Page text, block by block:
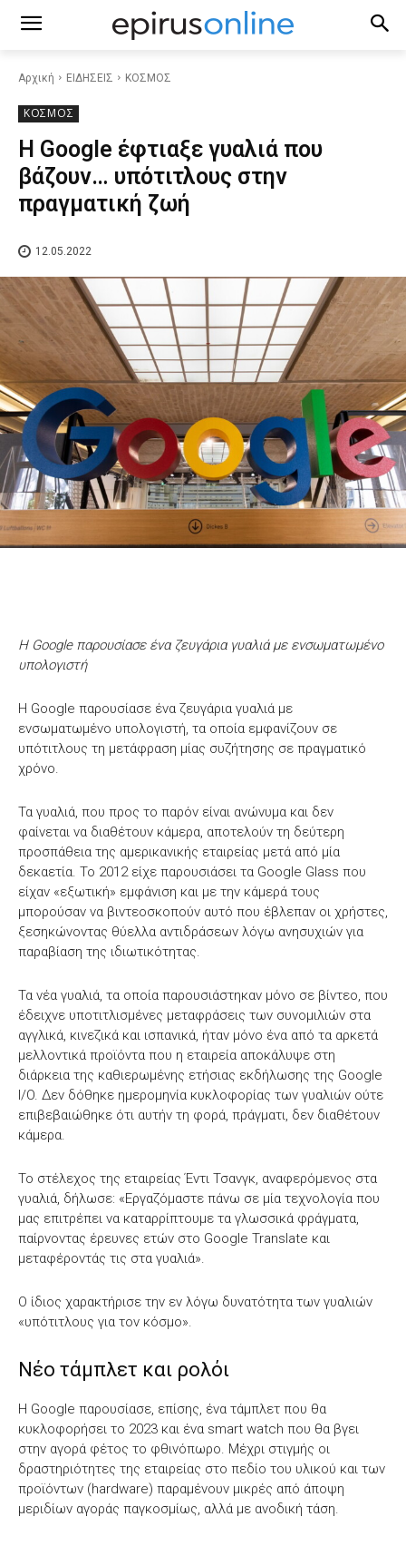
Αρχική ΕΙΔΗΣΕΙΣ ΚΟΣΜΟΣ
ΚΟΣΜΟΣ
Η Google έφτιαξε γυαλιά που
βάζουν… υπότιτλους στην
πραγματική ζωή
12.05.2022
Η Google παρουσίασε ένα ζευγάρια γυαλιά με ενσωματωμένο
υπολογιστή
Η Google παρουσίασε ένα ζευγάρια γυαλιά με
ενσωματωμένο υπολογιστή, τα οποία εμφανίζουν σε
υπότιτλους τη μετάφραση μίας συζήτησης σε πραγματικό
χρόνο.
Τα γυαλιά, που προς το παρόν είναι ανώνυμα και δεν
φαίνεται να διαθέτουν κάμερα, αποτελούν τη δεύτερη
προσπάθεια της αμερικανικής εταιρείας μετά από μία
δεκαετία. Το 2012 είχε παρουσιάσει τα Google Glass που
είχαν «εξωτική» εμφάνιση και με την κάμερά τους
μπορούσαν να βιντεοσκοπούν αυτό που έβλεπαν οι χρήστες,
ξεσηκώνοντας θύελλα αντιδράσεων λόγω ανησυχιών για
παραβίαση της ιδιωτικότητας.
Τα νέα γυαλιά, τα οποία παρουσιάστηκαν μόνο σε βίντεο, που
έδειχνε υποτιτλισμένες μεταφράσεις των συνομιλιών στα
αγγλικά, κινεζικά και ισπανικά, ήταν μόνο ένα από τα αρκετά
μελλοντικά προϊόντα που η εταιρεία αποκάλυψε στη
διάρκεια της καθιερωμένης ετήσιας εκδήλωσης της Google
I/O. Δεν δόθηκε ημερομηνία κυκλοφορίας των γυαλιών ούτε
επιβεβαιώθηκε ότι αυτήν τη φορά, πράγματι, δεν διαθέτουν
κάμερα.
Το στέλεχος της εταιρείας Έντι Τσανγκ, αναφερόμενος στα
γυαλιά, δήλωσε: «Εργαζόμαστε πάνω σε μία τεχνολογία που
μας επιτρέπει να καταρρίπτουμε τα γλωσσικά φράγματα,
παίρνοντας έρευνες ετών στο Google Translate και
μεταφέροντάς τις στα γυαλιά».
Ο ίδιος χαρακτήρισε την εν λόγω δυνατότητα των γυαλιών
«υπότιτλους για τον κόσμο».
Νέο τάμπλετ και ρολόι
Η Google παρουσίασε, επίσης, ένα τάμπλετ που θα
κυκλοφορήσει το 2023 και ένα smart watch που θα βγει
στην αγορά φέτος το φθινόπωρο. Μέχρι στιγμής οι
δραστηριότητες της εταιρείας στο πεδίο του υλικού και των
προϊόντων (hardware) παραμένουν μικρές από άποψη
μεριδίων αγοράς παγκοσμίως, αλλά με ανοδική τάση.